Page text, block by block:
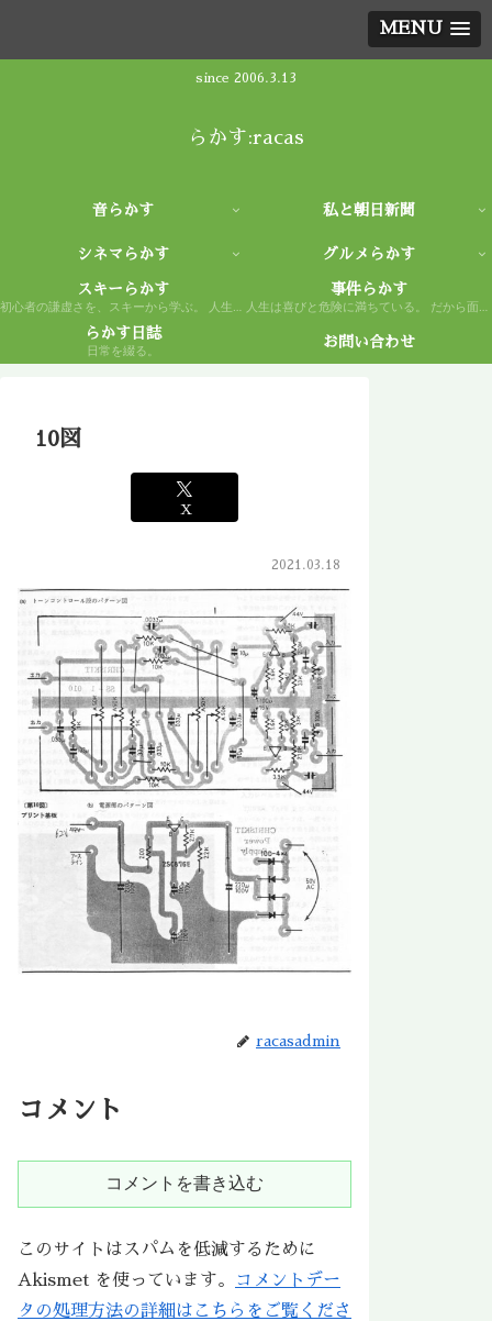
MENU
since 2006.3.13
らかす:racas
音らかす 私と朝日新聞
シネマらかす グルメらかす
スキーらかす
初心者の謙虚さを、スキーから学ぶ。 人生もまた然り。
事件らかす
人生は喜びと危険に満ちている。 だから面白い。
らかす日誌
日常を綴る。
お問い合わせ
10図
X
2021.03.18
racasadmin
コメント
コメントを書き込む
このサイトはスパムを低減するために
Akismet を使っています。
コメントデー
タの処理方法の詳細はこちらをご覧くださ